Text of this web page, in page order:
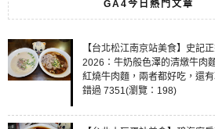
GA4今日熱門文章
【台北松江南京站美食】史記
2026：牛奶般色澤的清燉牛肉
紅燒牛肉麵，兩者都好吃，還
錯過 7351(瀏覽：198)